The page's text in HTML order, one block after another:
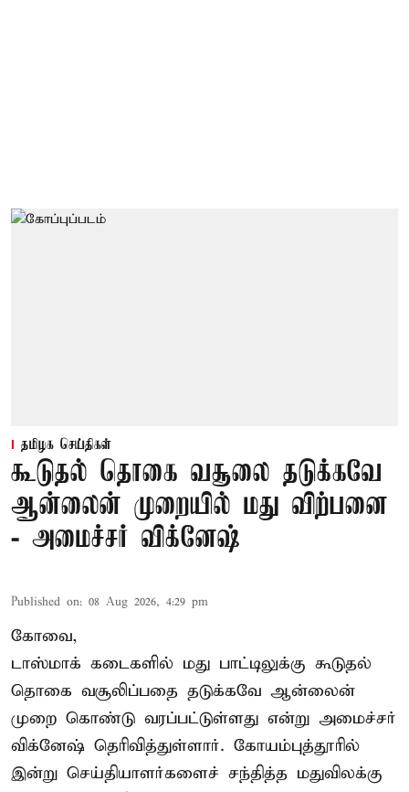
தமிழக செய்திகள்
கூடுதல் தொகை வசூலை தடுக்கவே
ஆன்லைன் முறையில் மது விற்பனை
- அமைச்சர் விக்னேஷ்
Published on: 08 Aug 2026, 4:29 pm
கோவை,
டாஸ்மாக் கடைகளில் மது பாட்டிலுக்கு கூடுதல்
தொகை வசூலிப்பதை தடுக்கவே ஆன்லைன்
முறை கொண்டு வரப்பட்டுள்ளது என்று அமைச்சர்
விக்னேஷ் தெரிவித்துள்ளார். கோயம்புத்தூரில்
இன்று செய்தியாளர்களைச் சந்தித்த மதுவிலக்கு